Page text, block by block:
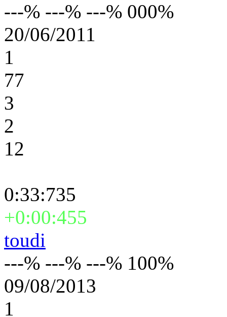
---% ---% ---% 000%
20/06/2011
1
77
3
2
12
0:33:735
+0:00:455
toudi
---% ---% ---% 100%
09/08/2013
1